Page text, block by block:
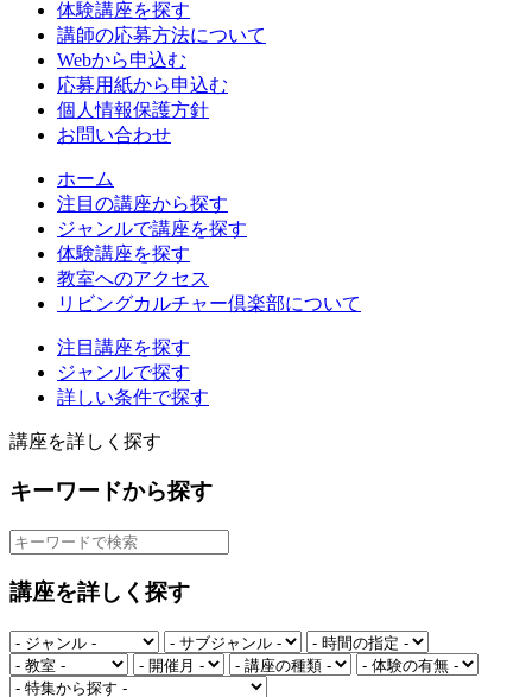
体験講座を探す
講師の応募方法について
Webから申込む
応募用紙から申込む
個人情報保護方針
お問い合わせ
ホーム
注目の講座から探す
ジャンルで講座を探す
体験講座を探す
教室へのアクセス
リビングカルチャー倶楽部について
注目講座を探す
ジャンルで探す
詳しい条件で探す
講座を詳しく探す
キーワードから探す
講座を詳しく探す